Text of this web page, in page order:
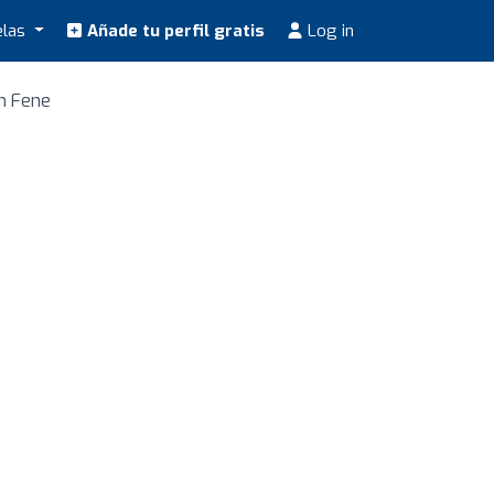
Añade tu perfil gratis Log in
Fene